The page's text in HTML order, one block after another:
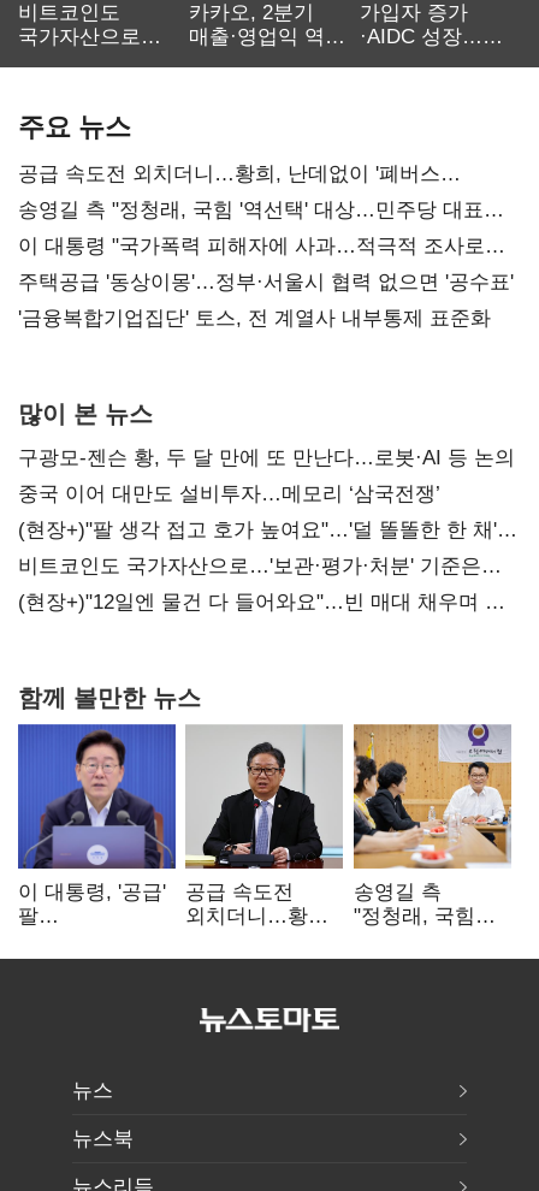
비트코인도
국가자산으로…'
카카오, 2분기
매출·영업익 역대
가입자 증가
·AIDC 성장…
주요 뉴스
공급 속도전 외치더니…황희, 난데없이 '폐버스
리모델링' 제안
송영길 측 "정청래, 국힘 '역선택' 대상…민주당 대표로
총선 지휘 못해"
이 대통령 "국가폭력 피해자에 사과…적극적 조사로
진실 밝혀야"
주택공급 '동상이몽'…정부·서울시 협력 없으면 '공수표'
'금융복합기업집단' 토스, 전 계열사 내부통제 표준화
많이 본 뉴스
구광모-젠슨 황, 두 달 만에 또 만난다…로봇·AI 등 논의
중국 이어 대만도 설비투자…메모리 ‘삼국전쟁’
(현장+)"팔 생각 접고 호가 높여요"…'덜 똘똘한 한 채'
20억 키맞추기
비트코인도 국가자산으로…'보관·평가·처분' 기준은
숙제
(현장+)"12일엔 물건 다 들어와요"…빈 매대 채우며 문
함께 볼만한 뉴스
이 대통령, '공급'
팔
여 내부선
공급 속도전
외치더니…황희,
리모델링' 제안
송영길 측
"정청래, 국힘
민주당 대표로
뉴스
뉴스북